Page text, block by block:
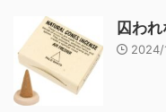
囚わ
2024/